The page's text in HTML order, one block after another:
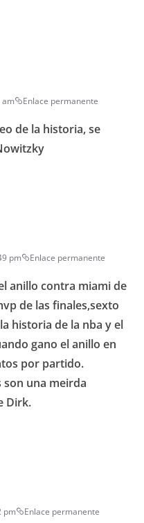
am Enlace permanente
de la historia, se
pm Enlace permanente
anillo contra miami de
de las finales,sexto
historia de la nba y el
gano el anillo en
por partido.
son una meirda
Dirk.
pm Enlace permanente